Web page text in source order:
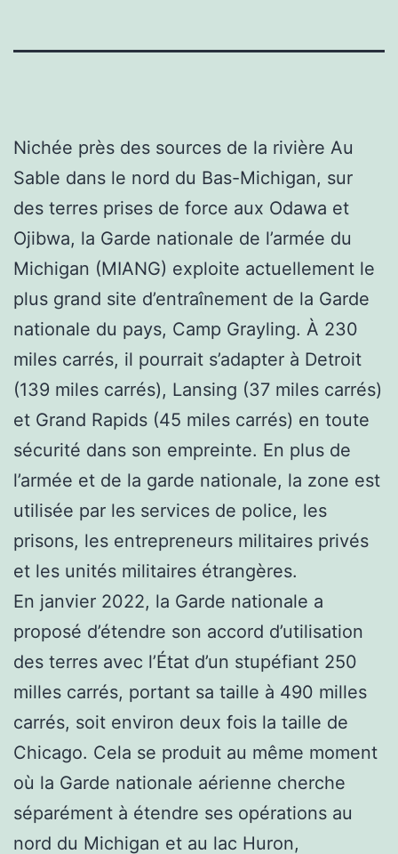
Nichée près des sources de la rivière Au
Sable dans le nord du Bas-Michigan, sur
des terres prises de force aux Odawa et
Ojibwa, la Garde nationale de l’armée du
Michigan (MIANG) exploite actuellement le
plus grand site d’entraînement de la Garde
nationale du pays, Camp Grayling. À 230
miles carrés, il pourrait s’adapter à Detroit
(139 miles carrés), Lansing (37 miles carrés)
et Grand Rapids (45 miles carrés) en toute
sécurité dans son empreinte. En plus de
l’armée et de la garde nationale, la zone est
utilisée par les services de police, les
prisons, les entrepreneurs militaires privés
et les unités militaires étrangères.
En janvier 2022, la Garde nationale a
proposé d’étendre son accord d’utilisation
des terres avec l’État d’un stupéfiant 250
milles carrés, portant sa taille à 490 milles
carrés, soit environ deux fois la taille de
Chicago. Cela se produit au même moment
où la Garde nationale aérienne cherche
séparément à étendre ses opérations au
nord du Michigan et au lac Huron,